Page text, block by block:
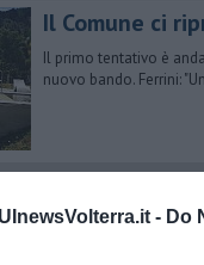
- Do
Il Comune ci
Il primo tentativo è
nuovo bando. Ferrini:
In 700 per il